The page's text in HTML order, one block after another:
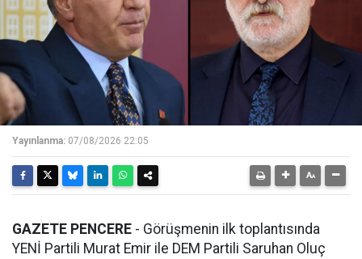
Yayınlanma: 07/08/2026 22:05
GAZETE PENCERE - Görüşmenin ilk toplantısında
YENİ Partili Murat Emir ile DEM Partili Saruhan Oluç